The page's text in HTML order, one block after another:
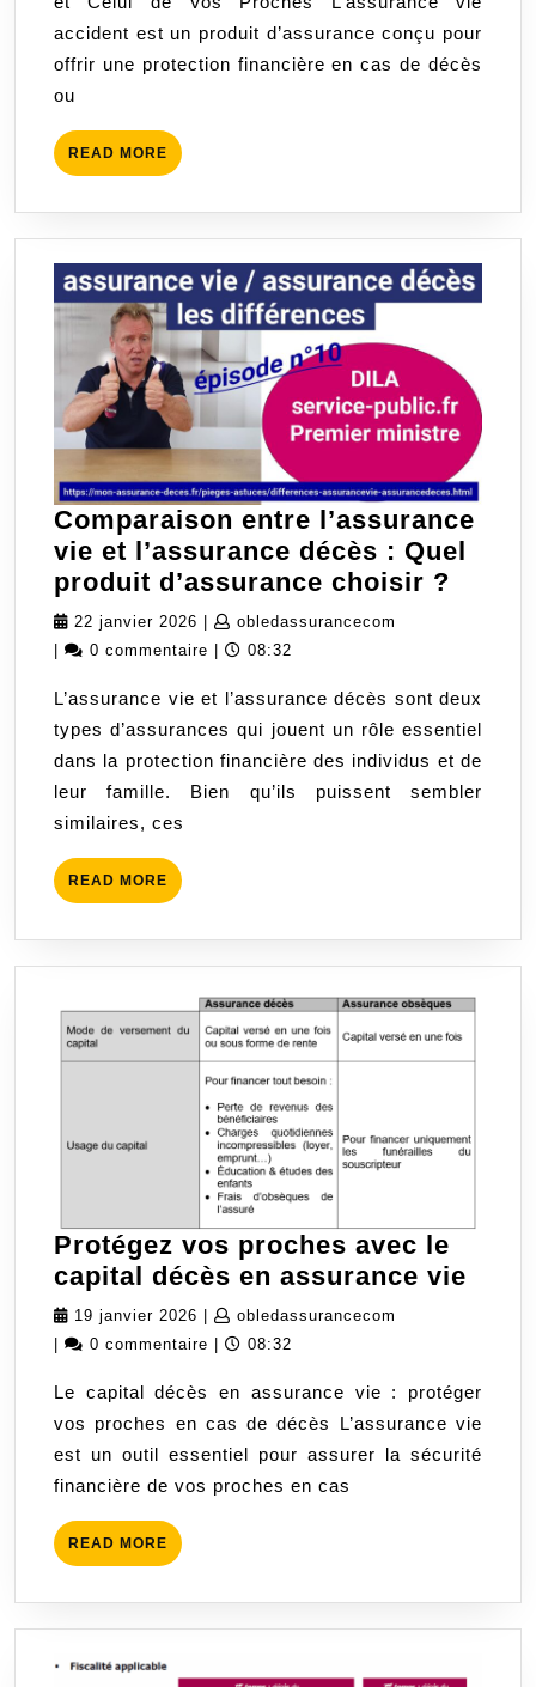
Vie
Accident
accident est un produit d’assurance conçu pour
offrir une protection financière en cas de décès
ou
READ MORE READ
MORE
Comparaison entre l’assurance
vie et l’assurance décès : Quel
produit d’assurance choisir ?
et
décès
:
22 janvier 2026 22
janvier
| obledassurancecom
|
0 commentaire | 08:32
L’assurance vie et l’assurance décès sont deux
types d’assurances qui jouent un rôle essentiel
dans la protection financière des individus et de
leur famille. Bien qu’ils puissent sembler
similaires, ces
READ MORE READ
MORE
Protégez vos proches avec le
capital décès en assurance vie
le
19 janvier 2026 19
janvier
| obledassurancecom
|
0 commentaire | 08:32
Le capital décès en assurance vie : protéger
vos proches en cas de décès L’assurance vie
est un outil essentiel pour assurer la sécurité
financière de vos proches en cas
READ MORE READ
MORE